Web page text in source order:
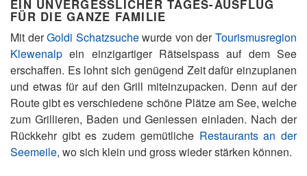
EIN UNVERGESSLICHER TAGES-AUSFLUG
FÜR DIE GANZE FAMILIE
Mit derGoldi Schatzsuchewurde von derTourismusregion
Klewenalp ein einzigartiger Rätselspass auf dem See
erschaffen. Es lohnt sich genügend Zeit dafür einzuplanen
und etwas für auf den Grill miteinzupacken. Denn auf der
Route gibt es verschiedene schöne Plätze am See, welche
zum Grillieren, Baden und Geniessen einladen. Nach der
Rückkehr gibt es zudem gemütliche Restaurants an der
Seemeile, wo sich klein und gross wieder stärken können.